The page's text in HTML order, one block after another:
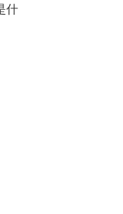
什